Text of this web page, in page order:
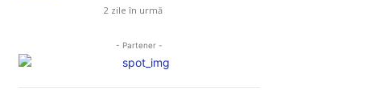
2 zile în urmă
- Partener -